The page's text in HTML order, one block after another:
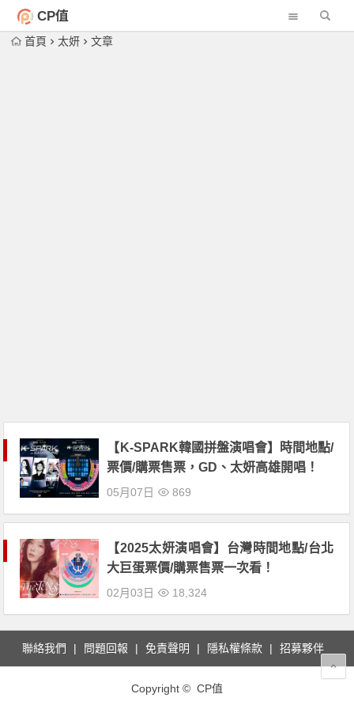
CP值
首頁 太妍 文章
【K-SPARK韓國拼盤演唱會】時間地點/
票價/購票售票，GD、太妍高雄開唱！
05月07日 869
【2025太妍演唱會】台灣時間地點/台北
大巨蛋票價/購票售票一次看！
02月03日 18,324
聯絡我們 問題回報 免責聲明 隱私權條款 招募夥伴
Copyright © CP值